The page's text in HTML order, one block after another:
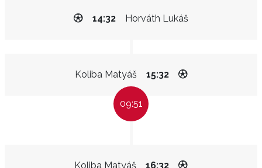
Horváth Lukáš
14:32
Koliba Matyáš 15:32
09:51
Koliba Matyáš 16:32